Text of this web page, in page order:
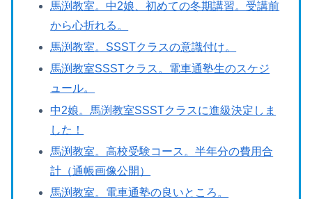
馬渕教室。中2娘、初めての冬期講習。受講前
から心折れる。
馬渕教室。SSSTクラスの意識付け。
馬渕教室SSSTクラス。電車通塾生のスケジ
ュール。
中2娘。馬渕教室SSSTクラスに進級決定しま
した！
馬渕教室。高校受験コース。半年分の費用合
計（通帳画像公開）
馬渕教室。電車通塾の良いところ。